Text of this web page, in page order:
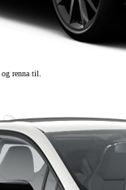
renna til.
í þriðju sætaröð til að stækka